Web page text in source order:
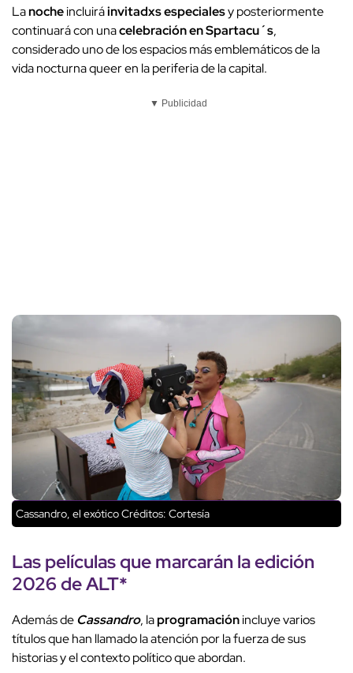
Lanocheincluiráinvitadxs especialesy posteriormente
continuará con unacelebración en Spartacu´s,
considerado uno de los espacios más emblemáticos de la
vida nocturna queer en la periferia de la capital.
▼ Publicidad
Cassandro, el exóticoCréditos: Cortesía
Laspelículasque marcarán laedición
2026deALT*
Además deCassandro, laprogramaciónincluye varios
títulos que han llamado la atención por la fuerza de sus
historias y el contexto político que abordan.